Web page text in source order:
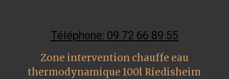
Téléphone: 09 72 66 89 55
Zone intervention chauffe eau
thermodynamique 100l Riedisheim